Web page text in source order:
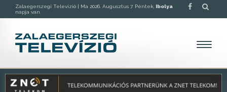
Zalaegerszegi Televízió | Ma 2026. Augusztus 7. Péntek, Ibolya
napja van.